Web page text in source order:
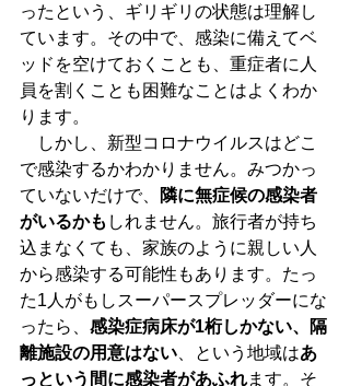
ったという、ギリギリの状態は理解し
ています。その中で、感染に備えてベ
ッドを空けておくことも、重症者に人
員を割くことも困難なことはよくわか
ります。
しかし、新型コロナウイルスはどこ
で感染するかわかりません。みつかっ
ていないだけで、
隣に無症候の感染者
がいるかも しれません。旅行者が持ち
込まなくても、家族のように親しい人
から感染する可能性もあります。たっ
た1人がもしスーパースプレッダーにな
ったら、 感染症病床が1桁しかない、隔
離施設の用意はない 、という地域はあ
っという間に感染者があふれます。そ